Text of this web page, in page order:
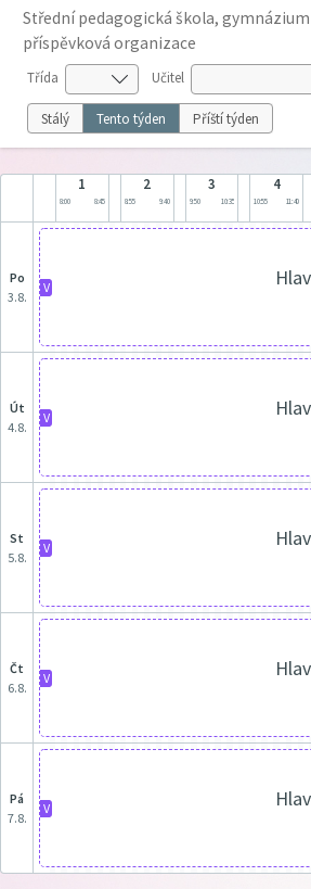
Střední pedagogická škola,
příspěvková organizace
Třída Učitel
Stálý Tento týden Příští týden
1
8:00 8:45
2
8:55 9:40
3
9:50 10:35
4
10:55 11:40
po
3.8.
V
út
4.8.
V
st
5.8.
V
čt
6.8.
V
pá
7.8.
V